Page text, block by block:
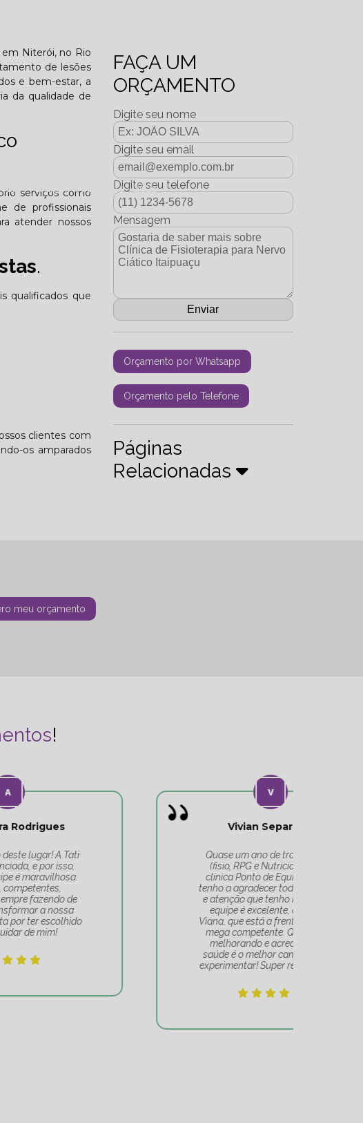
Edição Dezembro - 2025
em Niterói, no Rio
de lesões
e bem-estar, a
da qualidade de
serviços como
de profissionais
atender nossos
.
qualificados que
clientes com
os amparados
FAÇA UM
ORÇAMENTO
Digite seu nome
Digite seu email
Digite seu telefone
Mensagem
Orçamento por Whatsapp
Orçamento pelo Telefone
Páginas
Relacionadas
meu orçamento
!
Quase um ano de tratamentos
(fisio, RPG e Nutricionista) na
clínica Ponto de Equilíbrio, e só
tenho a agradecer todo o cuidado
e atenção que tenho recebido. A
equipe é excelente, a Tatiana
Viana, que está a frente de tudo, é
mega competente. Quem se vê
melhorando e acredita que a
saúde é o melhor caminho, deve
experimentar! Super recomendo!!!